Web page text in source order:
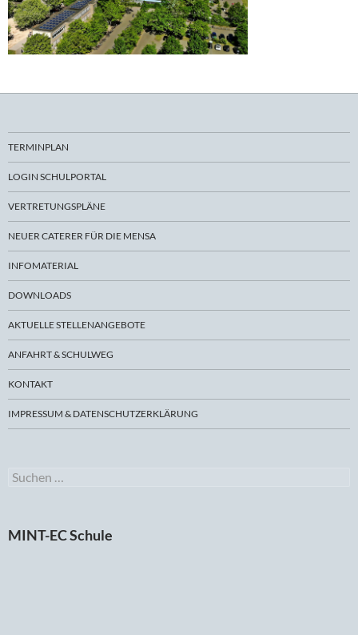
TERMINPLAN
LOGIN SCHULPORTAL
VERTRETUNGSPLÄNE
NEUER CATERER FÜR DIE MENSA
INFOMATERIAL
DOWNLOADS
AKTUELLE STELLENANGEBOTE
ANFAHRT & SCHULWEG
KONTAKT
IMPRESSUM & DATENSCHUTZERKLÄRUNG
Suchen
MINT-EC Schule